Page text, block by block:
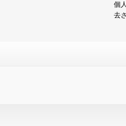
個
去